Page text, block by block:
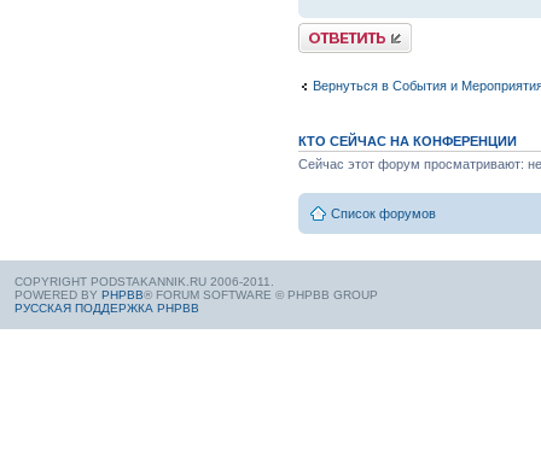
Вернуться в События и
КТО СЕЙЧАС НА КОНФЕРЕНЦИИ
Сейчас этот форум просматривают:
Список форумов
COPYRIGHT PODSTAKANNIK.RU 2006-2011.
POWERED BY PHPBB® FORUM SOFTWARE © PHPBB GROUP
РУССКАЯ ПОДДЕРЖКА PHPBB